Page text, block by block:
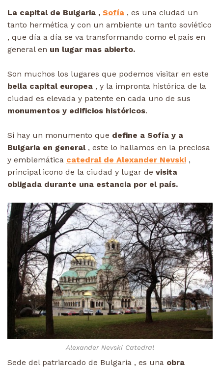
La capital de Bulgaria , Sofía , es una ciudad un
tanto hermética y con un ambiente un tanto soviético
, que día a día se va transformando como el país en
general en un lugar mas abierto.
Son muchos los lugares que podemos visitar en este
bella capital europea , y la impronta histórica de la
ciudad es elevada y patente en cada uno de sus
monumentos y edificios históricos.
Si hay un monumento que define a Sofía y a
Bulgaria en general, este lo hallamos en la preciosa
y emblemática catedral de Alexander Nevski ,
principal icono de la ciudad y lugar de visita
obligada durante una estancia por el país.
Alexander Nevski Catedral
Sede del patriarcado de Bulgaria , es una obra